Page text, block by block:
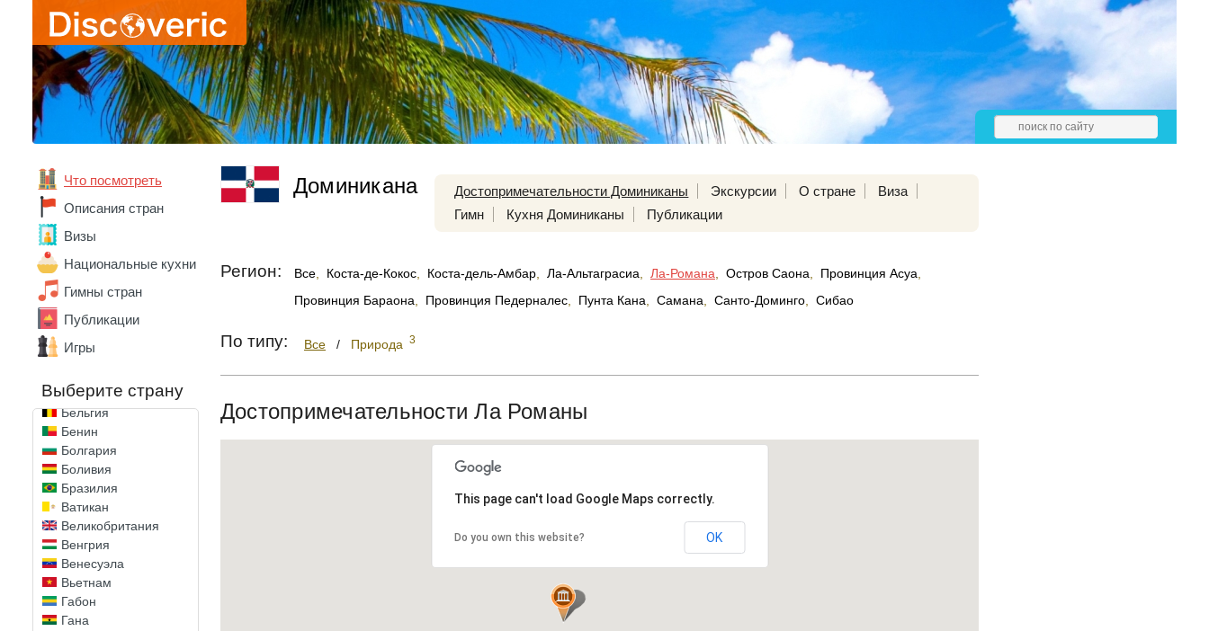
Что посмотреть
Описания стран
Визы
Национальные кухни
Гимны стран
Публикации
Игры
Выберите страну
Австралия
Австрия
Алжир
Ангола
Аргентина
Беларусь
Бельгия
Бенин
Болгария
Боливия
Бразилия
Ватикан
Великобритания
Венгрия
Венесуэла
Вьетнам
Габон
Гана
Доминикана Достопримечательности Доминиканы Экскурсии О стране
Виза
Гимн
Кухня Доминиканы Публикации
Регион: Все Коста-де-Кокос Коста-дель-Амбар Ла-Альтаграсиа Ла-Романа Остров Саона Провинция Асуа
Провинция Бараона
Провинция Педерналес Пунта Кана Самана Санто-Доминго Сибао
По типу: Все / Природа 3
Достопримечательности Ла Романы
This page can't load Google Maps correctly.
Do you own this website? OK